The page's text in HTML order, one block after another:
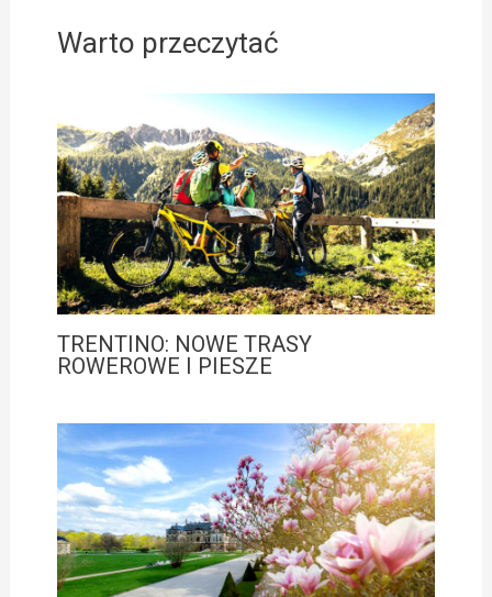
Warto przeczytać
TRENTINO: NOWE TRASY
ROWEROWE I PIESZE